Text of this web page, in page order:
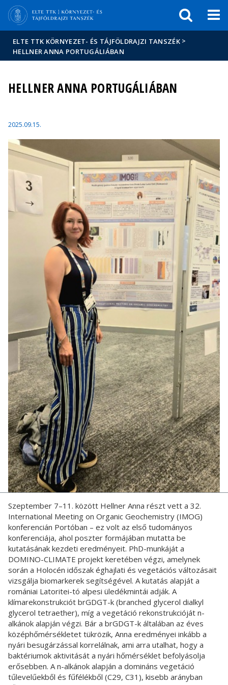
Hírek
Események
ELTE a
sajtóban
ELTE TTK KÖRNYEZET- ÉS TÁJFÖLDRAJZI TANSZÉK >
HELLNER ANNA PORTUGÁLIÁBAN
HELLNER ANNA PORTUGÁLIÁBAN
2025.09.15.
Szeptember 7–11. között Hellner Anna részt vett a 32.
International Meeting on Organic Geochemistry (IMOG)
konferencián Portóban – ez volt az első tudományos
konferenciája, ahol poszter formájában mutatta be
kutatásának kezdeti eredményeit. PhD-munkáját a
DOMINO-CLIMATE projekt keretében végzi, amelynek
során a Holocén időszak éghajlati és vegetációs változásait
vizsgálja biomarkerek segítségével. A kutatás alapját a
romániai Latoritei-tó alpesi üledékmintái adják. A
klímarekonstrukciót brGDGT-k (branched glycerol dialkyl
glycerol tetraether), míg a vegetáció rekonstrukcióját n-
alkánok alapján végzi. Bár a brGDGT-k általában az éves
középhőmérsékletet tükrözik, Anna eredményei inkább a
nyári besugárzással korrelálnak, ami arra utalhat, hogy a
baktériumok aktivitását a nyári hőmérséklet befolyásolja
erősebben. A n-alkánok alapján a domináns vegetáció
tűlevelűekből és fűfélékből (C29, C31), kisebb arányban